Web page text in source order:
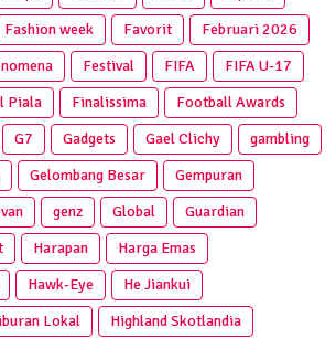
Fashion week Favorit
Februari 2026
Festival FIFA
FIFA U-17
Piala Finalissima
Football Awards
G7 Gadgets Gael Clichy
gambling
Gelombang Besar
Gempuran
genz Global
Guardian
Harapan
Harga Emas
Hawk-Eye
He Jiankui
Lokal Highland Skotlandia